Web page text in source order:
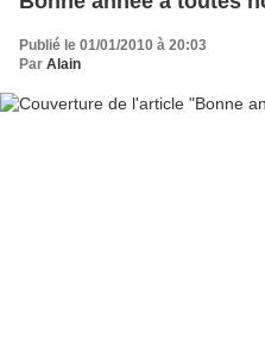
Publié le 01/01/2010 à 20:03
Par Alain